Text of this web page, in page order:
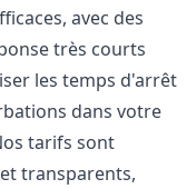
avec des
très courts
les temps d'arrêt
dans votre
tarifs sont
transparents,